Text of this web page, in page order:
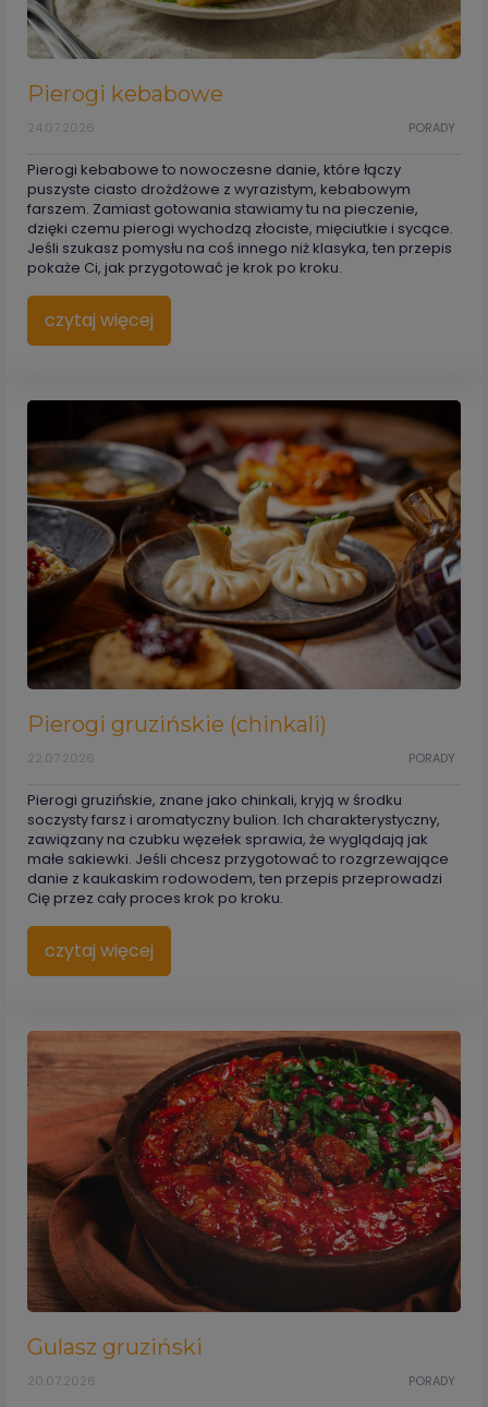
Pierogi kebabowe
PORADY
24.07.2026
Pierogi kebabowe to nowoczesne danie, które łączy
puszyste ciasto drożdżowe z wyrazistym, kebabowym
farszem. Zamiast gotowania stawiamy tu na pieczenie,
dzięki czemu pierogi wychodzą złociste, mięciutkie i sycące.
Jeśli szukasz pomysłu na coś innego niż klasyka, ten przepis
pokaże Ci, jak przygotować je krok po kroku.
czytaj więcej
Pierogi gruzińskie (chinkali)
PORADY
22.07.2026
Pierogi gruzińskie, znane jako chinkali, kryją w środku
soczysty farsz i aromatyczny bulion. Ich charakterystyczny,
zawiązany na czubku węzełek sprawia, że wyglądają jak
małe sakiewki. Jeśli chcesz przygotować to rozgrzewające
danie z kaukaskim rodowodem, ten przepis przeprowadzi
Cię przez cały proces krok po kroku.
czytaj więcej
Gulasz gruziński
PORADY
20.07.2026